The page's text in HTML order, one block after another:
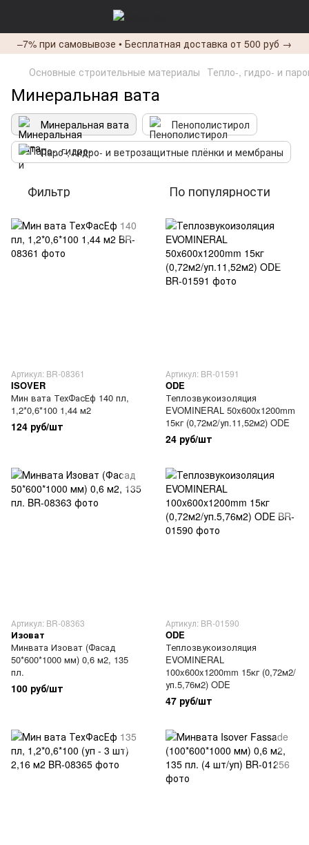
–7% при самовывозе • Бесплатная доставка от 500 руб →
Основные строительные материалы Тепло-, гидро- и
Минеральная вата
Минеральная вата
Пенополистирол
Паро-, гидро- и ветрозащитные плёнки и мембраны
Фильтр По популярности
Артикул: BR-08361
ISOVER
Мин вата ТехФасЕф 140 пл,
1,2*0,6*100 1,44 м2
124 руб/шт
Артикул: BR-01591
ODE
Теплозвукоизоляция
EVOMINERAL 50x600x1200mm
15кг (0,72м2/уп.11,52м2) ODE
24 руб/шт
Артикул: BR-08363
Изоват
Минвата Изоват (Фасад
50*600*1000 мм) 0,6 м2, 135
пл.
100 руб/шт
Артикул: BR-01590
ODE
Теплозвукоизоляция
EVOMINERAL
100x600x1200mm 15кг (0,72м2/
уп.5,76м2) ODE
47 руб/шт